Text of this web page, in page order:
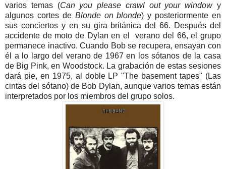
varios temas (Can you please crawl out your windowy
algunos cortes de Blonde on blonde) y posteriormente en
sus conciertos y en su gira británica del 66. Después del
accidente de moto de Dylan en el verano del 66, el grupo
permanece inactivo. Cuando Bob se recupera, ensayan con
él a lo largo del verano de 1967 en los sótanos de la casa
de Big Pink, en Woodstock. La grabación de estas sesiones
dará pie, en 1975, al doble LP "The basement tapes" (Las
cintas del sótano) de Bob Dylan, aunque varios temas están
interpretados por los miembros del grupo solos.